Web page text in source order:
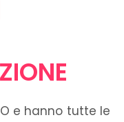
e hanno tutte le